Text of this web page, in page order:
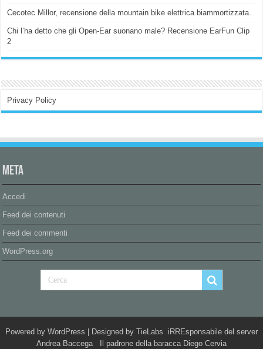
Cecotec Millor, recensione della mountain bike elettrica biammortizzata.
Chi l’ha detto che gli Open-Ear suonano male? Recensione EarFun Clip
2
Privacy Policy
Meta
Accedi
Feed dei contenuti
Feed dei commenti
WordPress.org
Powered by WordPress | Designed by TieLabs iRREsponsabile del server
Andrea Baccega Il padrone della baracca Diego Cervia